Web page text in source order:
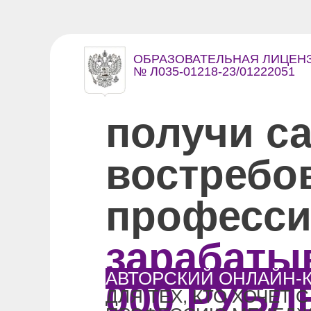
получи
000
АВТОРСКИЙ
ДЛЯ ТЕХ, КТО ХОЧЕТ
ОБРАЗОВАТЕЛЬНАЯ
№ Л035-01218-23/01222051